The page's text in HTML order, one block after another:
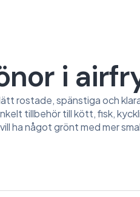
i
rostade, spänstiga och
tillbehör till kött, fisk,
ha något grönt med mer